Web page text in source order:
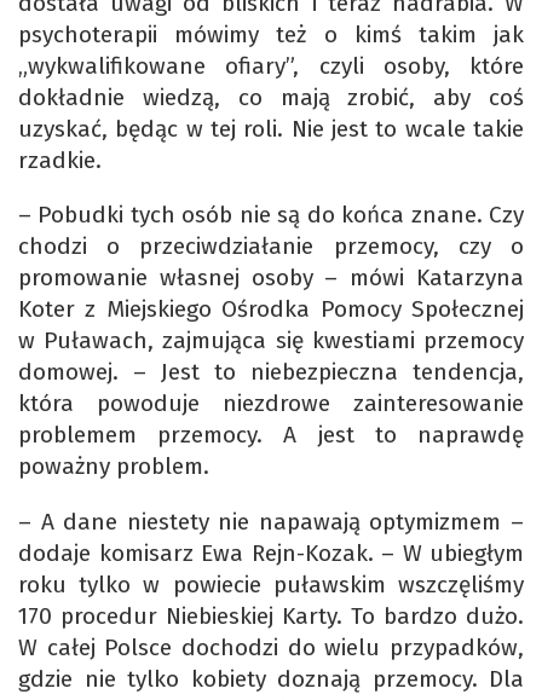
psychoterapii mówimy też o kimś takim jak
„wykwalifikowane ofiary”, czyli osoby, które
dokładnie wiedzą, co mają zrobić, aby coś
uzyskać, będąc w tej roli. Nie jest to wcale takie
rzadkie.
– Pobudki tych osób nie są do końca znane. Czy
chodzi o przeciwdziałanie przemocy, czy o
promowanie własnej osoby – mówi Katarzyna
Koter z Miejskiego Ośrodka Pomocy Społecznej
w Puławach, zajmująca się kwestiami przemocy
domowej. – Jest to niebezpieczna tendencja,
która powoduje niezdrowe zainteresowanie
problemem przemocy. A jest to naprawdę
poważny problem.
– A dane niestety nie napawają optymizmem –
dodaje komisarz Ewa Rejn-Kozak. – W ubiegłym
roku tylko w powiecie puławskim wszczęliśmy
170 procedur Niebieskiej Karty. To bardzo dużo.
W całej Polsce dochodzi do wielu przypadków,
gdzie nie tylko kobiety doznają przemocy. Dla